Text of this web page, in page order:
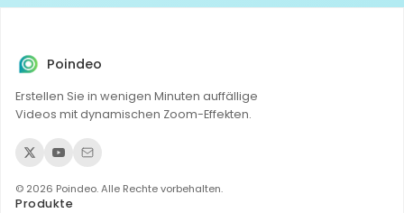
Poindeo
Erstellen Sie in wenigen Minuten auffällige
Videos mit dynamischen Zoom-Effekten.
© 2026 Poindeo. Alle Rechte vorbehalten.
Produkte